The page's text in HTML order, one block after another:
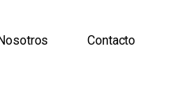
Contacto